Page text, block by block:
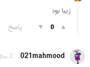
زیبا بود
▲
0
▼ پاسخ
021mahmood 2 سال قبل